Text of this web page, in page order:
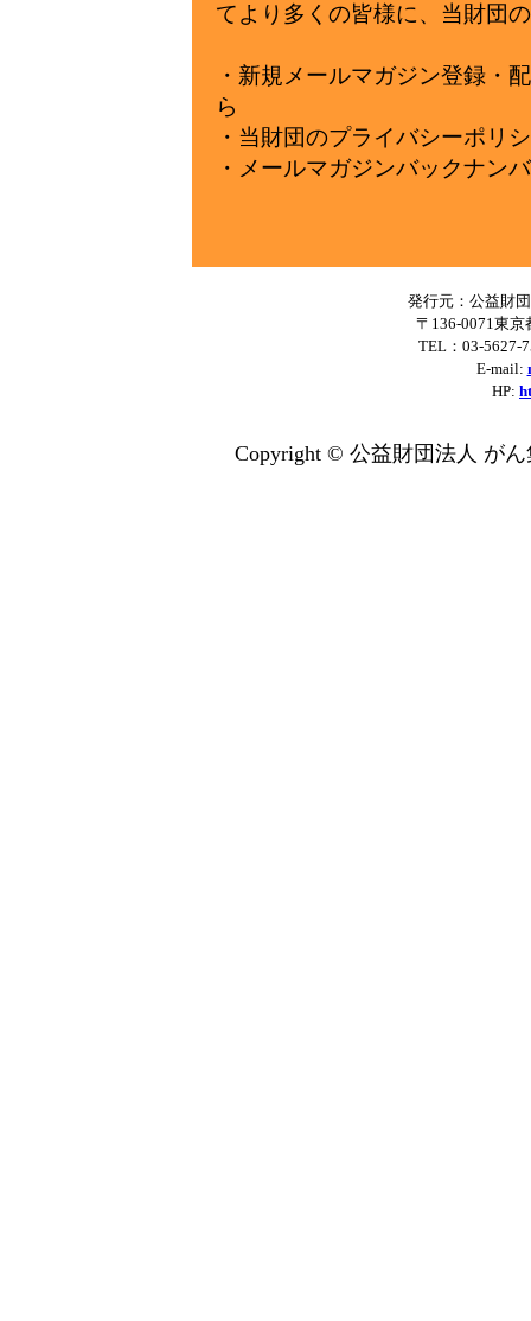
てより多くの皆様に、当財団
・新規メールマガジン登録・
ら
・当財団のプライバシーポリ
・メールマガジンバックナン
発行元：公益財
〒136-0071東京
TEL：03-
E-mail:
HP:
Copyright © 公益財団法人 が